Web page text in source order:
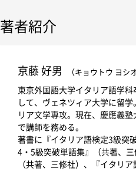
著者紹介
京藤 好男 （キョウトウ ヨシオ
東京外国語大学イタリア語学
して、ヴェネツィア大学に留
リア文学専攻。現在、慶應義
で講師を務める。
著書に『イタリア語検定3級突
4・5級突破単語集』（共著、
（共著、三修社）、『イタリ